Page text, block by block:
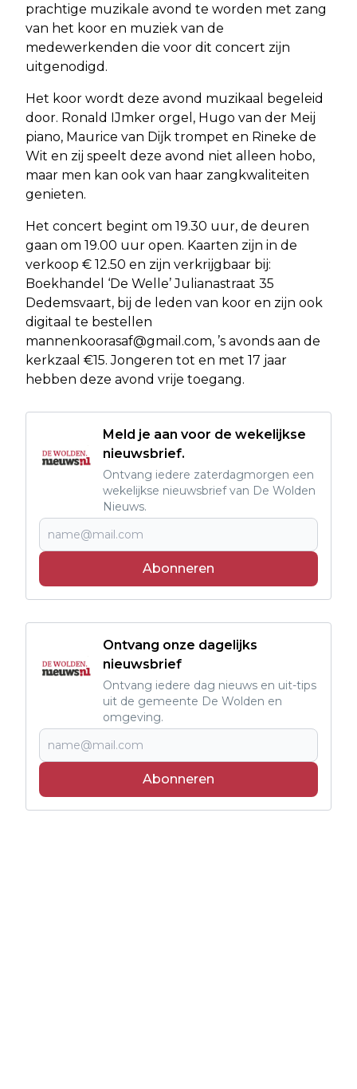
prachtige muzikale avond te worden met zang
van het koor en muziek van de
medewerkenden die voor dit concert zijn
uitgenodigd.
Het koor wordt deze avond muzikaal begeleid
door. Ronald IJmker orgel, Hugo van der Meij
piano, Maurice van Dijk trompet en Rineke de
Wit en zij speelt deze avond niet alleen hobo,
maar men kan ook van haar zangkwaliteiten
genieten.
Het concert begint om 19.30 uur, de deuren
gaan om 19.00 uur open. Kaarten zijn in de
verkoop € 12.50 en zijn verkrijgbaar bij:
Boekhandel ‘De Welle’ Julianastraat 35
Dedemsvaart, bij de leden van koor en zijn ook
digitaal te bestellen
mannenkoorasaf@gmail.com, ’s avonds aan de
kerkzaal €15. Jongeren tot en met 17 jaar
hebben deze avond vrije toegang.
Meld je aan voor de wekelijkse
nieuwsbrief.
Ontvang iedere zaterdagmorgen een
wekelijkse nieuwsbrief van De Wolden
Nieuws.
Abonneren
Ontvang onze dagelijks
nieuwsbrief
Ontvang iedere dag nieuws en uit-tips
uit de gemeente De Wolden en
omgeving.
Abonneren